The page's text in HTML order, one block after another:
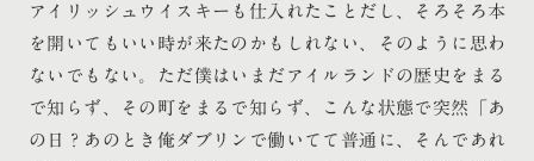
アイリッシュウイスキーも仕入れたことだし、そろそろ本
を開いてもいい時が来たのかもしれない、そのように思わ
ないでもない。ただ僕はいまだアイルランドの歴史をまる
で知らず、その町をまるで知らず、こんな状態で突然「あ
の日？あのとき俺ダブリンで働いてて普通に、そんであれ